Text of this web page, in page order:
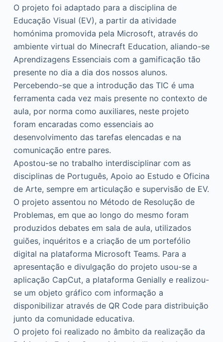
O projeto foi adaptado para a disciplina de
Educação Visual (EV), a partir da atividade
homónima promovida pela Microsoft, através do
ambiente virtual do Minecraft Education, aliando-se
Aprendizagens Essenciais com a gamificação tão
presente no dia a dia dos nossos alunos.
Percebendo-se que a introdução das TIC é uma
ferramenta cada vez mais presente no contexto de
aula, por norma como auxiliares, neste projeto
foram encaradas como essenciais ao
desenvolvimento das tarefas elencadas e na
comunicação entre pares.
Apostou-se no trabalho interdisciplinar com as
disciplinas de Português, Apoio ao Estudo e Oficina
de Arte, sempre em articulação e supervisão de EV.
O projeto assentou no Método de Resolução de
Problemas, em que ao longo do mesmo foram
produzidos debates em sala de aula, utilizados
guiões, inquéritos e a criação de um portefólio
digital na plataforma Microsoft Teams. Para a
apresentação e divulgação do projeto usou-se a
aplicação CapCut, a plataforma Genially e realizou-
se um objeto gráfico com informação a
disponibilizar através de QR Code para distribuição
junto da comunidade educativa.
O projeto foi realizado no âmbito da realização da